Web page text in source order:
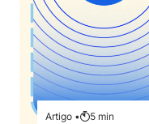
Artigo • 5 min